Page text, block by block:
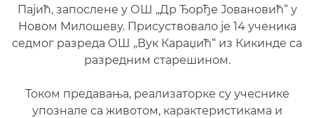
Пајић, запослене у ОШ „Др Ђорђе Јовановић“ у
Новом Милошеву. Присуствовало је 14 ученика
седмог разреда ОШ „Вук Караџић“ из Кикинде са
разредним старешином.
Током предавања, реализаторке су учеснике
упознале са животом, карактеристикама и